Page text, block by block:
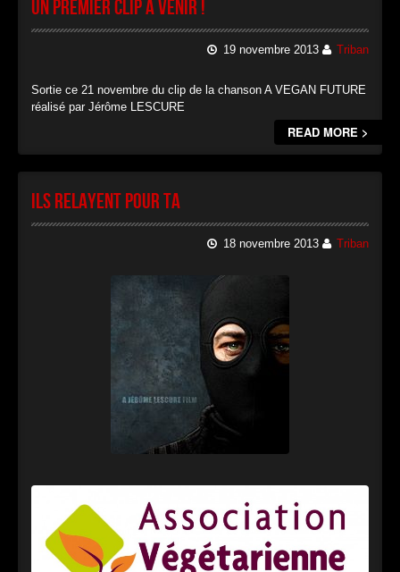
Un premier clip à venir !
19 novembre 2013 Triban
Sortie ce 21 novembre du clip de la chanson A VEGAN FUTURE
réalisé par Jérôme LESCURE
READ MORE >
Ils relayent pour TA
18 novembre 2013 Triban